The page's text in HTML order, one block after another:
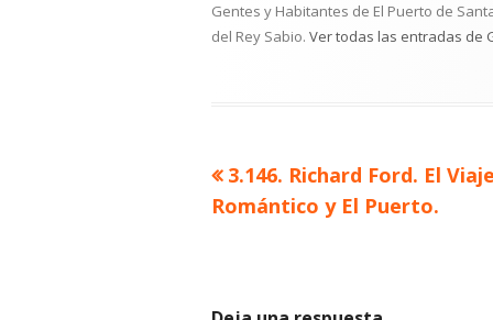
Gentes y Habitantes de El Puerto de
del Rey Sabio. Ver todas las entradas de
Navegación
Artículo
anterior
3.146. Richard Ford. El
Romántico y El Puerto.